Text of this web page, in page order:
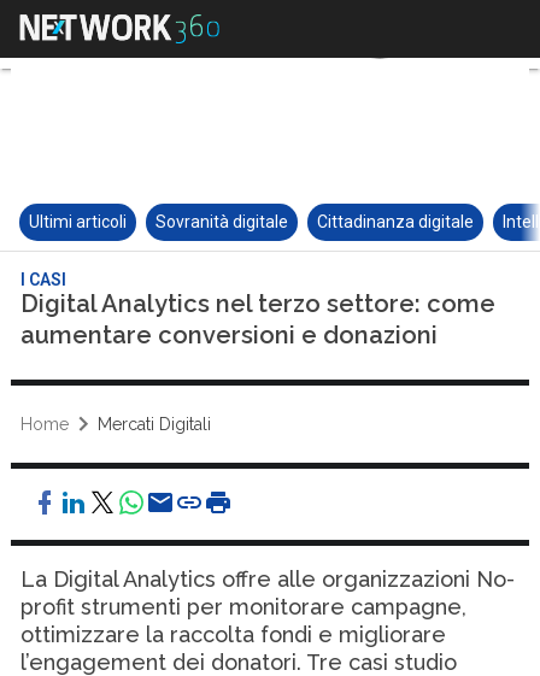
Ultimi articoli Sovranità digitale Cittadinanza digitale
I CASI
Digital Analytics nel terzo settore: come
aumentare conversioni e donazioni
Home Mercati Digitali
La Digital Analytics offre alle organizzazioni No-
profit strumenti per monitorare campagne,
ottimizzare la raccolta fondi e migliorare
l’engagement dei donatori. Tre casi studio